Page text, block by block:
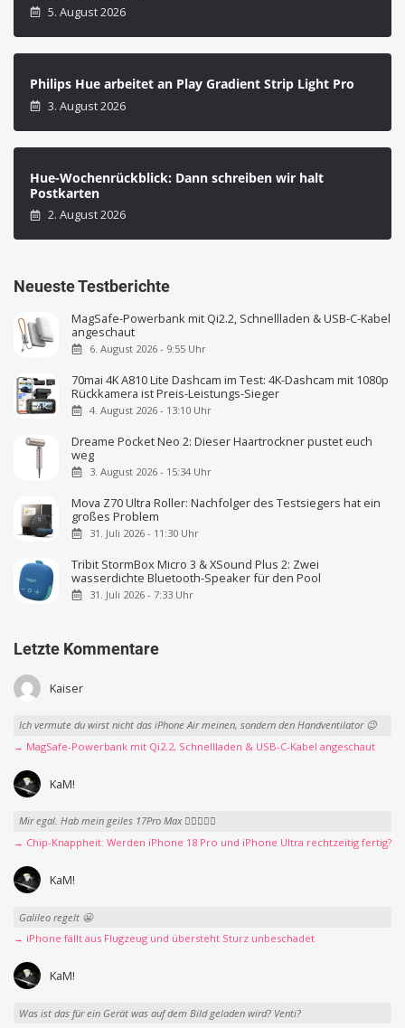
5. August 2026
Philips Hue arbeitet an Play Gradient Strip Light Pro
3. August 2026
Hue-Wochenrückblick: Dann schreiben wir halt
Postkarten
2. August 2026
Neueste Testberichte
MagSafe-Powerbank mit Qi2.2, Schnellladen & USB-C-Kabel
angeschaut
6. August 2026 - 9:55 Uhr
70mai 4K A810 Lite Dashcam im Test: 4K-Dashcam mit 1080p
Rückkamera ist Preis-Leistungs-Sieger
4. August 2026 - 13:10 Uhr
Dreame Pocket Neo 2: Dieser Haartrockner pustet euch
weg
3. August 2026 - 15:34 Uhr
Mova Z70 Ultra Roller: Nachfolger des Testsiegers hat ein
großes Problem
31. Juli 2026 - 11:30 Uhr
Tribit StormBox Micro 3 & XSound Plus 2: Zwei
wasserdichte Bluetooth-Speaker für den Pool
31. Juli 2026 - 7:33 Uhr
Letzte Kommentare
Kaiser
Ich vermute du wirst nicht das iPhone Air meinen, sondern den Handventilator 😉
→ MagSafe-Powerbank mit Qi2.2, Schnellladen & USB-C-Kabel angeschaut
KaM!
Mir egal. Hab mein geiles 17Pro Max 👍🏻👌🏻🥰
→ Chip-Knappheit: Werden iPhone 18 Pro und iPhone Ultra rechtzeitig fertig?
KaM!
Galileo regelt 😬
→ iPhone fällt aus Flugzeug und übersteht Sturz unbeschadet
KaM!
Was ist das für ein Gerät was auf dem Bild geladen wird? Venti?